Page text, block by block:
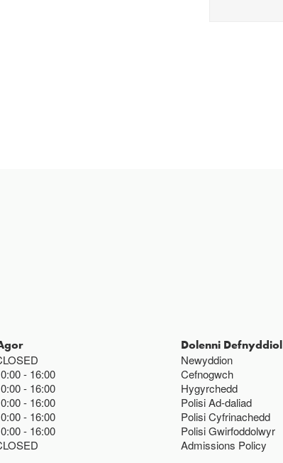
16:00
16:00
16:00
16:00
16:00
Dolenni Defnyddiol
Newyddion
Cefnogwch
Hygyrchedd
Polisi Ad-daliad
Polisi Cyfrinachedd
Polisi Gwirfoddolwyr
Admissions Policy